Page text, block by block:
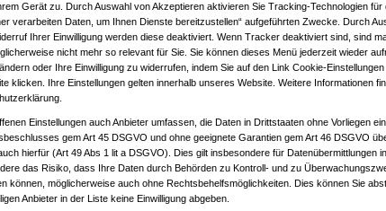
Gerät zu. Durch Auswahl von Akzeptieren aktivieren Sie Tracking-Technologien für
verarbeiten Daten, um Ihnen Dienste bereitzustellen“ aufgeführten Zwecke. Durch
Ihrer Einwilligung werden diese deaktiviert. Wenn Tracker deaktiviert sind, sind
nicht mehr so relevant für Sie. Sie können dieses Menü jederzeit wieder
oder Ihre Einwilligung zu widerrufen, indem Sie auf den Link Cookie-
klicken. Ihre Einstellungen gelten innerhalb unseres Website. Weitere Informationen
Einstellungen auch Anbieter umfassen, die Daten in Drittstaaten ohne Vorliegen
gem Art 45 DSGVO und ohne geeignete Garantien gem Art 46 DSGVO
hierfür (Art 49 Abs 1 lit a DSGVO). Dies gilt insbesondere für Datenübermittlungen
das Risiko, dass Ihre Daten durch Behörden zu Kontroll- und zu
können, möglicherweise auch ohne Rechtsbehelfsmöglichkeiten. Dies können Sie
Anbieter in der Liste keine Einwilligung abgeben.